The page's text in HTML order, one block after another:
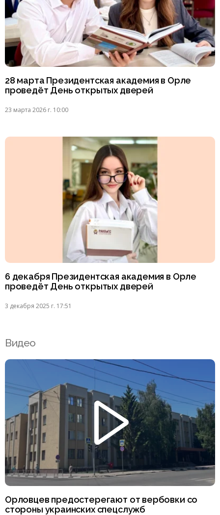
28 марта Президентская академия в Орле
проведёт День открытых дверей
23 марта 2026 г. 10:00
6 декабря Президентская академия в Орле
проведёт День открытых дверей
3 декабря 2025 г. 17:51
Видео
Орловцев предостерегают от вербовки со
стороны украинских спецслужб